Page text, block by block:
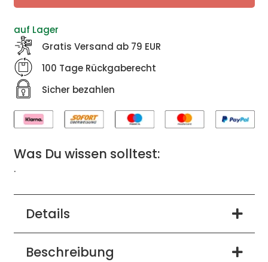
Menge
auf Lager
Gratis Versand ab 79 EUR
100 Tage Rückgaberecht
Sicher bezahlen
Was Du wissen solltest:
.
Details
Beschreibung